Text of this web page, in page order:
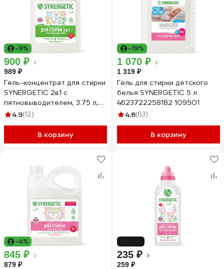
-9%
900 ₽
989 ₽
Гель-концентрат для стирки
SYNERGETIC 2в1 с
пятновыводителем, 3.75 л,
125 стирок 109803
4.9(12)
В корзину
-19%
1 070 ₽
1 319 ₽
Гель для стирки детского
белья SYNERGETIC 5 л
4623722258182 109501
4.8(63)
В корзину
-4%
845 ₽
879 ₽
235 ₽
259 ₽